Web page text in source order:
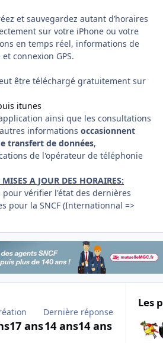
et sauvegardez autant d’horaires
sur votre iPhone ou votre
en temps réel, informations de
connexion GPS.
être téléchargé gratuitement sur
itunes
ainsi que les consultations
informations occasionnent
transfert de données,
de l'opérateur de téléphonie
A JOUR DES HORAIRES:
pour vérifier l'état des dernières
pour la SNCF (Internationnal =>
17 ans
Dernière réponse
14 ans14 ans
Les